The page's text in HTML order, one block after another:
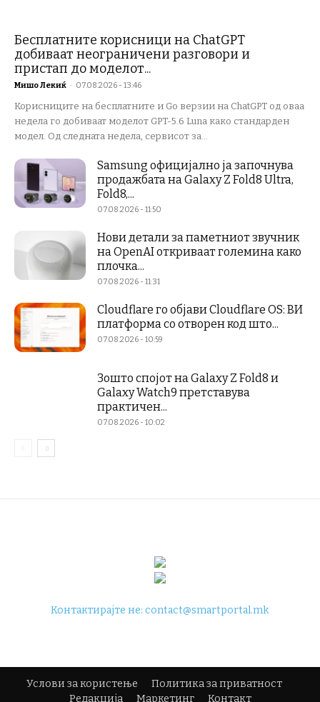
Бесплатните корисници на ChatGPT
добиваат неограничени разговори и
пристап до моделот...
Мишо Лекиќ - 07.08.2026 - 13:46
Корисниците на бесплатните и Go верзии на ChatGPT од оваа
недела го добиваат моделот GPT-5.6 Luna како стандарден
модел. Од следната недела, сервисот за...
Samsung официјално ја започнува
продажбата на Galaxy Z Fold8 Ultra,
Fold8,...
07.08.2026 - 11:50
Нови детали за паметниот звучник
на OpenAI откриваат големина како
плочка...
07.08.2026 - 11:31
Cloudflare го објави Cloudflare OS: ВИ
платформа со отворен код што...
07.08.2026 - 10:59
Зошто спојот на Galaxy Z Fold8 и
Galaxy Watch9 претставува
практичен...
07.08.2026 - 10:02
Контактирајте не:contact@smartportal.mk
Услови за користење
Политика за приватност
Редакција
Маркетинг Контакт